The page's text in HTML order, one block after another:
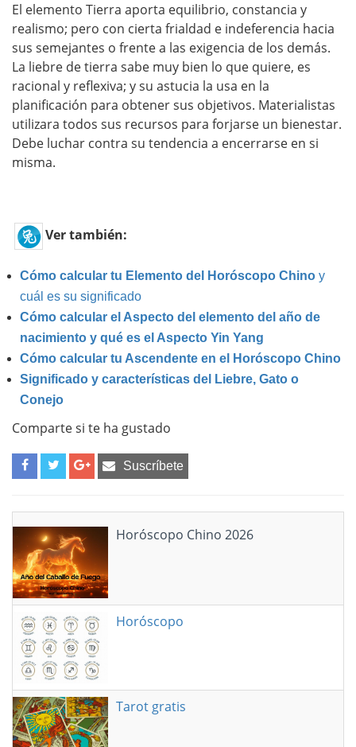
El elemento Tierra aporta equilibrio, constancia y
realismo; pero con cierta frialdad e indeferencia hacia
sus semejantes o frente a las exigencia de los demás.
La liebre de tierra sabe muy bien lo que quiere, es
racional y reflexiva; y su astucia la usa en la
planificación para obtener sus objetivos. Materialistas
utilizara todos sus recursos para forjarse un bienestar.
Debe luchar contra su tendencia a encerrarse en si
misma.
Ver también:
Cómo calcular tu Elemento del Horóscopo Chino y
cuál es su significado
Cómo calcular el Aspecto del elemento del año de
nacimiento y qué es el Aspecto Yin Yang
Cómo calcular tu Ascendente en el Horóscopo Chino
Significado y características del Liebre, Gato o
Conejo
Comparte si te ha gustado
Suscríbete
Horóscopo Chino 2026
Horóscopo
Tarot gratis